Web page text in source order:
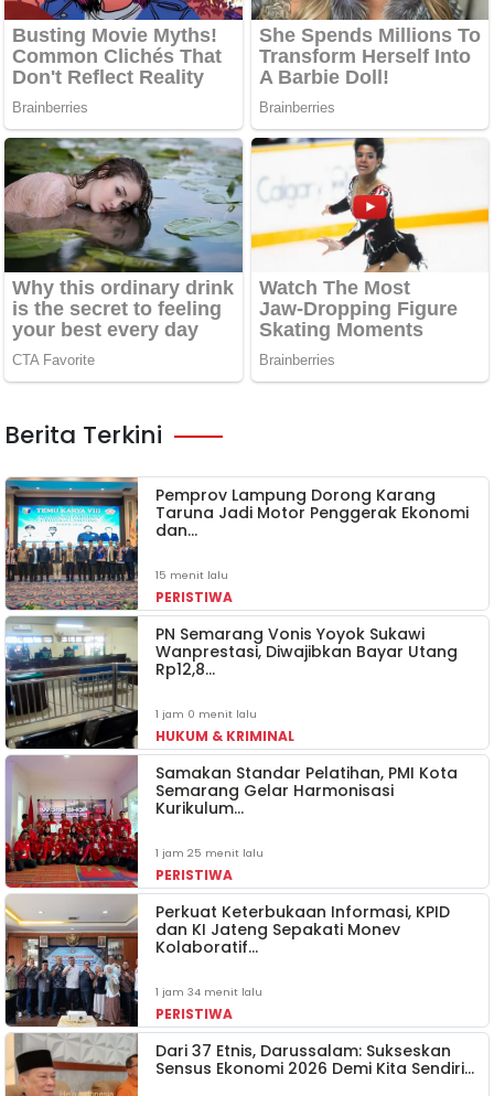
Berita Terkini
Pemprov Lampung Dorong Karang
Taruna Jadi Motor Penggerak Ekonomi
dan…
15 menit lalu
PERISTIWA
PN Semarang Vonis Yoyok Sukawi
Wanprestasi, Diwajibkan Bayar Utang
Rp12,8…
1 jam 0 menit lalu
HUKUM & KRIMINAL
Samakan Standar Pelatihan, PMI Kota
Semarang Gelar Harmonisasi
Kurikulum…
1 jam 25 menit lalu
PERISTIWA
Perkuat Keterbukaan Informasi, KPID
dan KI Jateng Sepakati Monev
Kolaboratif…
1 jam 34 menit lalu
PERISTIWA
Dari 37 Etnis, Darussalam: Sukseskan
Sensus Ekonomi 2026 Demi Kita Sendiri…